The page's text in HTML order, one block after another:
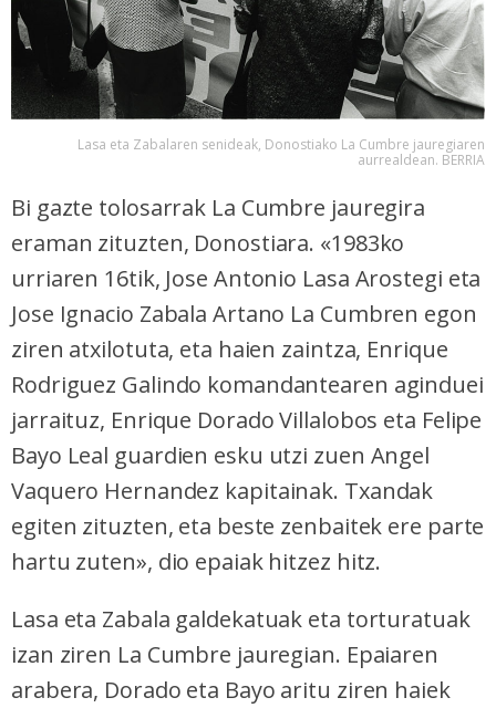
Lasa eta Zabalaren senideak, Donostiako La Cumbre jauregiaren
aurrealdean. BERRIA
Bi gazte tolosarrak La Cumbre jauregira
eraman zituzten, Donostiara. «1983ko
urriaren 16tik, Jose Antonio Lasa Arostegi eta
Jose Ignacio Zabala Artano La Cumbren egon
ziren atxilotuta, eta haien zaintza, Enrique
Rodriguez Galindo komandantearen aginduei
jarraituz, Enrique Dorado Villalobos eta Felipe
Bayo Leal guardien esku utzi zuen Angel
Vaquero Hernandez kapitainak. Txandak
egiten zituzten, eta beste zenbaitek ere parte
hartu zuten», dio epaiak hitzez hitz.
Lasa eta Zabala galdekatuak eta torturatuak
izan ziren La Cumbre jauregian. Epaiaren
arabera, Dorado eta Bayo aritu ziren haiek